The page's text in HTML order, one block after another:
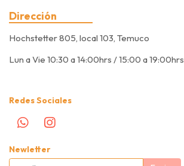
Dirección
Hochstetter 805, local 103, Temuco
Lun a Vie 10:30 a 14:00hrs / 15:00 a 19:00hrs
Redes Sociales
Newletter